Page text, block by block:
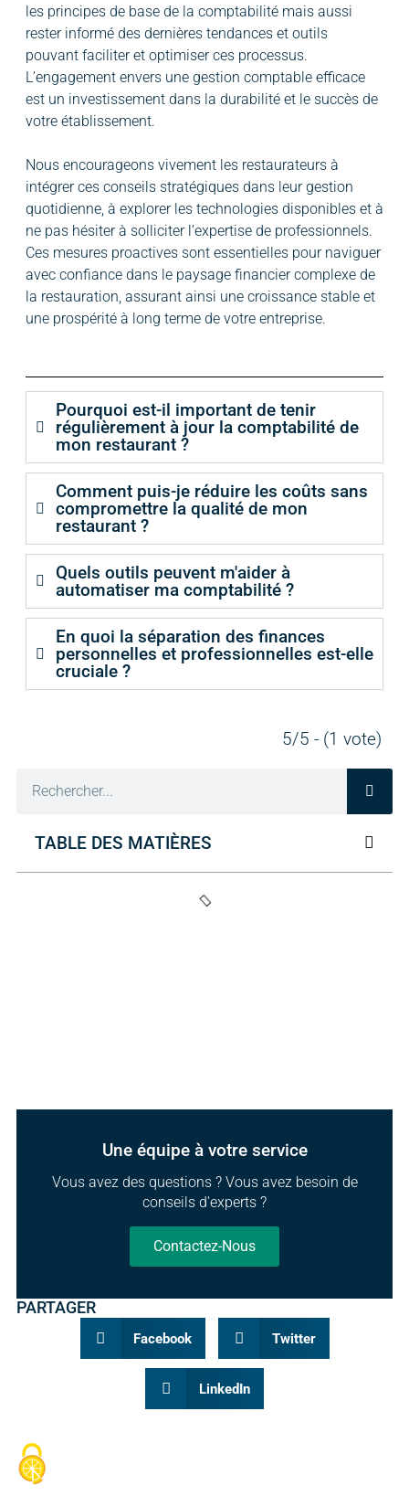
TABLE DES MATIÈRES
Une équipe à votre service
Vous avez des questions ? Vous avez besoin de
conseils d'experts ?
Contactez-Nous
PARTAGER
Facebook Twitter
LinkedIn
les principes de base de la comptabilité mais aussi
rester informé des dernières tendances et outils
pouvant faciliter et optimiser ces processus.
L’engagement envers une gestion comptable efficace
est un investissement dans la durabilité et le succès de
votre établissement.
Nous encourageons vivement les restaurateurs à
intégrer ces conseils stratégiques dans leur gestion
quotidienne, à explorer les technologies disponibles et à
ne pas hésiter à solliciter l’expertise de professionnels.
Ces mesures proactives sont essentielles pour naviguer
avec confiance dans le paysage financier complexe de
la restauration, assurant ainsi une croissance stable et
une prospérité à long terme de votre entreprise.
Pourquoi est-il important de tenir
régulièrement à jour la comptabilité de
mon restaurant ?
Comment puis-je réduire les coûts sans
compromettre la qualité de mon
restaurant ?
Quels outils peuvent m'aider à
automatiser ma comptabilité ?
En quoi la séparation des finances
personnelles et professionnelles est-elle
cruciale ?
5/5 - (1 vote)